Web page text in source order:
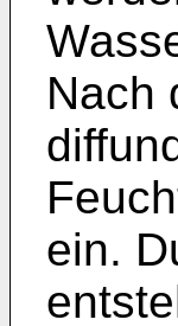
Nach
ein.